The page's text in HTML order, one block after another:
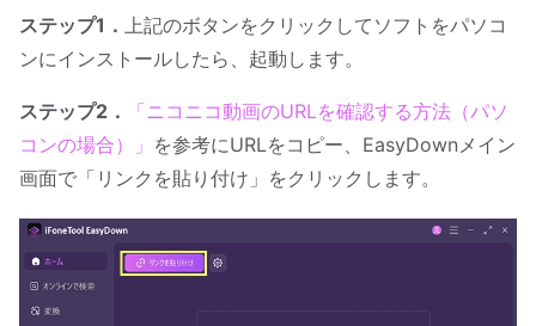
ステップ1．
上記のボタンをクリックしてソフトをパソコ
ンにインストールしたら、起動します。
ステップ2．
「ニコニコ動画のURLを確認する方法（パソ
コンの場合）」 を参考にURLをコピー、EasyDownメイン
画面で「リンクを貼り付け」をクリックします。